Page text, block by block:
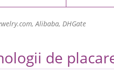
Alibaba, DHGate
de